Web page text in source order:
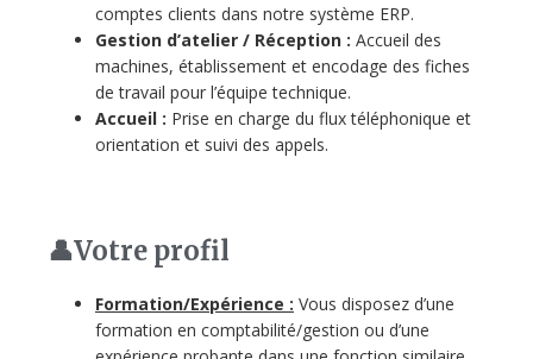
comptes clients dans notre système ERP.
Gestion d’atelier / Réception : Accueil des
machines, établissement et encodage des fiches
de travail pour l’équipe technique.
Accueil : Prise en charge du flux téléphonique et
orientation et suivi des appels.
👤Votre profil
Formation/Expérience : Vous disposez d’une
formation en comptabilité/gestion ou d’une